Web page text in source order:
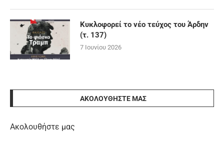
Κυκλοφορεί το νέο τεύχος του Άρδην
(τ. 137)
7 Ιουνίου 2026
ΑΚΟΛΟΥΘΉΣΤΕ ΜΑΣ
Ακολουθήστε μας